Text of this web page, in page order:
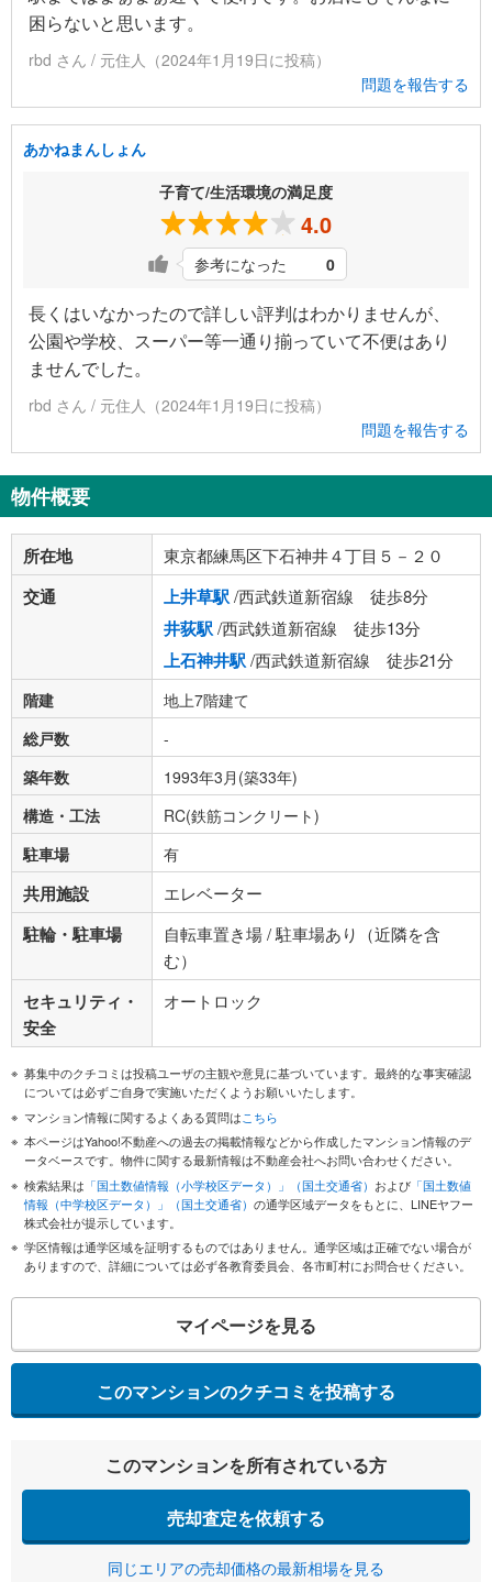
困らないと思います。
rbd さん / 元住人（2024年1月19日に投稿）
問題を報告する
あかねまんしょん
子育て/生活環境の満足度
4.0
参考になった 0
長くはいなかったので詳しい評判はわかりませんが、
公園や学校、スーパー等一通り揃っていて不便はあり
ませんでした。
rbd さん / 元住人（2024年1月19日に投稿）
問題を報告する
物件概要
所在地 東京都練馬区下石神井４丁目５－２０
交通 上井草駅/西武鉄道新宿線 徒歩8分
井荻駅/西武鉄道新宿線 徒歩13分
上石神井駅/西武鉄道新宿線 徒歩21分
階建
地上7階建て
総戸数
-
築年数
1993年3月(築33年)
構造・工法
RC(鉄筋コンクリート)
駐車場
有
共用施設 エレベーター
駐輪・駐車場
自転車置き場 / 駐車場あり（近隣を含
む）
セキュリティ・
安全
オートロック
募集中のクチコミは投稿ユーザの主観や意見に基づいています。最終的な事実確認
については必ずご自身で実施いただくようお願いいたします。
マンション情報に関するよくある質問はこちら
本ページはYahoo!不動産への過去の掲載情報などから作成したマンション情報のデ
ータベースです。物件に関する最新情報は不動産会社へお問い合わせください。
検索結果は 「国土数値情報（小学校区データ）」（国土交通省） および 「国土数値
情報（中学校区データ）」（国土交通省） の通学区域データをもとに、LINEヤフー
株式会社が提示しています。
学区情報は通学区域を証明するものではありません。通学区域は正確でない場合が
ありますので、詳細については必ず各教育委員会、各市町村にお問合せください。
マイページを見る
このマンションのクチコミを投稿する
このマンションを所有されている方
売却査定を依頼する
同じエリアの売却価格の最新相場を見る